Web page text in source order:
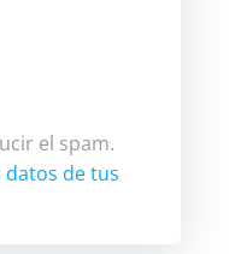
el spam.
de tus